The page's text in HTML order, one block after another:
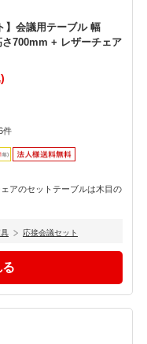
】会議用テーブル 幅
700mm + レザーチェア
件
アのセットテーブルは木目の
応接会議セット